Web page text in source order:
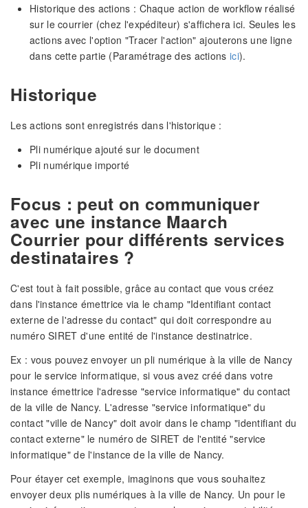
Historique des actions : Chaque action de workflow réalisé
sur le courrier (chez l'expéditeur) s'affichera ici. Seules les
actions avec l'option "Tracer l'action" ajouterons une ligne
dans cette partie (Paramétrage des actions ici).
Historique
Les actions sont enregistrés dans l'historique :
Pli numérique ajouté sur le document
Pli numérique importé
Focus : peut on communiquer
avec une instance Maarch
Courrier pour différents services
destinataires ?
C'est tout à fait possible, grâce au contact que vous créez
dans l'instance émettrice via le champ "Identifiant contact
externe de l'adresse du contact" qui doit correspondre au
numéro SIRET d'une entité de l'instance destinatrice.
Ex : vous pouvez envoyer un pli numérique à la ville de Nancy
pour le service informatique, si vous avez créé dans votre
instance émettrice l'adresse "service informatique" du contact
de la ville de Nancy. L'adresse "service informatique" du
contact "ville de Nancy" doit avoir dans le champ "identifiant du
contact externe" le numéro de SIRET de l'entité "service
informatique" de l'instance de la ville de Nancy.
Pour étayer cet exemple, imaginons que vous souhaitez
envoyer deux plis numériques à la ville de Nancy. Un pour le